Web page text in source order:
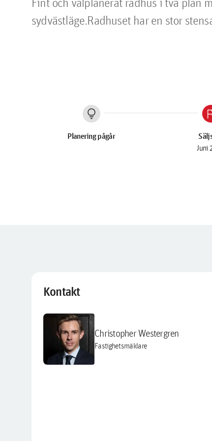
sydvästläge.Radhuset har en stor
lightbulb
Planering pågår
Juni
Kontakt
Christopher Westergren
Fastighetsmäklare